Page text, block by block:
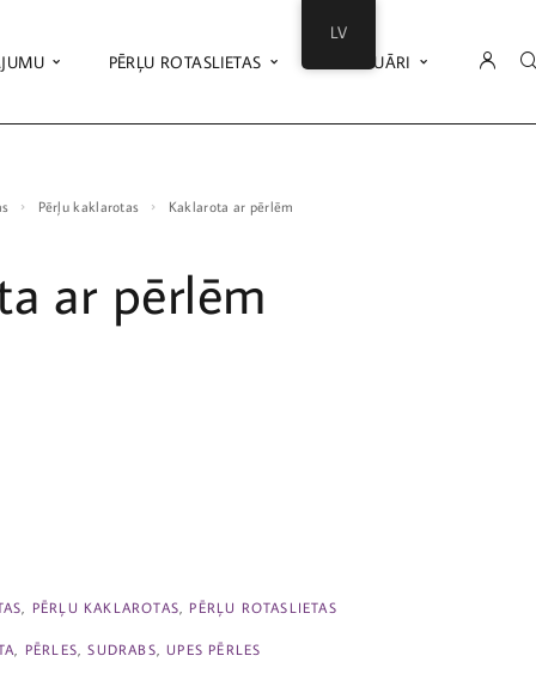
PĒRĻU ROTASLIETAS AKSESUĀRI
Pērļu kaklarotas Kaklarota ar pērlēm
ar pērlēm
PĒRĻU KAKLAROTAS PĒRĻU ROTASLIETAS
PĒRLES ,SUDRABS ,UPES PĒRLES
LV